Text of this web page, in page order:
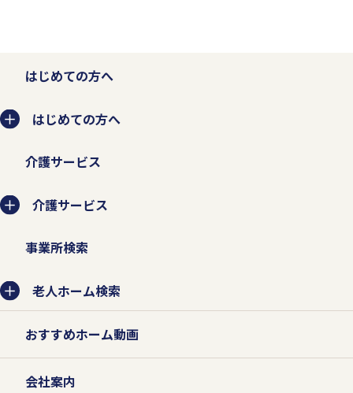
はじめての方へ
はじめての方へ
介護サービス
介護サービス
事業所検索
老人ホーム検索
おすすめホーム動画
会社案内